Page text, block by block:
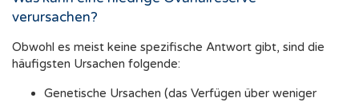
verursachen?
Obwohl es meist keine spezifische Antwort gibt, sind die
häufigsten Ursachen folgende:
Genetische Ursachen (das Verfügen über weniger